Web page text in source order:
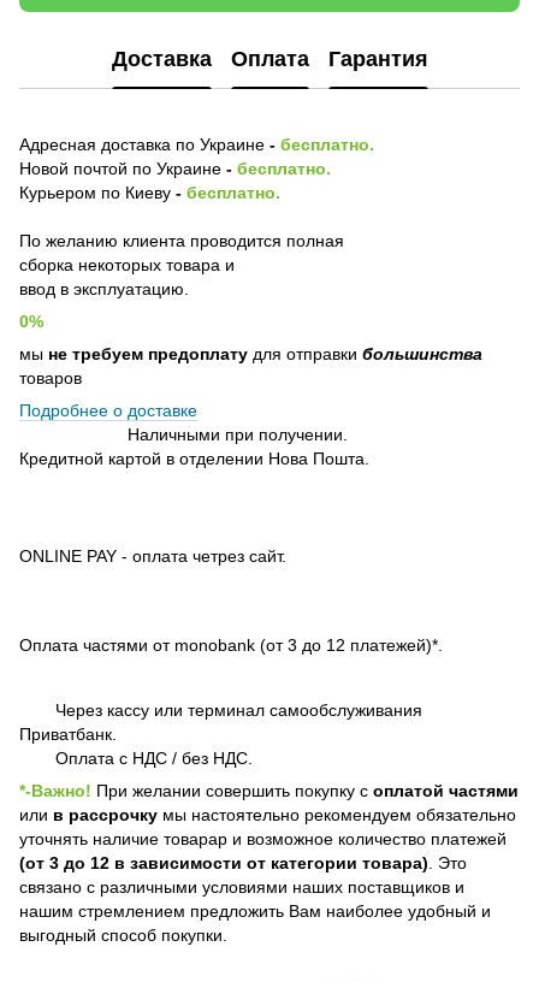
Доставка Оплата Гарантия
Адресная доставка по Украине - бесплатно.
Новой почтой по Украине - бесплатно.
Курьером по Киеву - бесплатно.
По желанию клиента проводится полная
сборка некоторых товара и
ввод в эксплуатацию.
0%
мы не требуем предоплату для отправки большинства
товаров
Подробнее о доставке
Наличными при получении.
Кредитной картой в отделении Нова Пошта.
ONLINE PAY - оплата четрез сайт.
Оплата частями от monobank (от 3 до 12 платежей)*.
Через кассу или терминал самообслуживания
Приватбанк.
Оплата с НДС / без НДС.
*-Важно! При желании совершить покупку с оплатой частями
или в рассрочку мы настоятельно рекомендуем обязательно
уточнять наличие товарар и возможное количество платежей
(от 3 до 12 в зависимости от категории товара) . Это
связано с различными условиями наших поставщиков и
нашим стремлением предложить Вам наиболее удобный и
выгодный способ покупки.